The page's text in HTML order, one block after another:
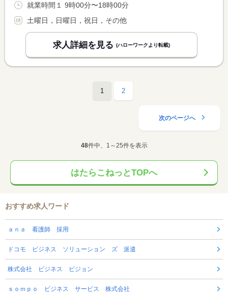
就業時間１ 9時00分〜18時00分
土曜日，日曜日，祝日，その他
求人詳細を見る (ハローワークより転載)
1 2
次のページへ
48件中、1～25件を表示
はたらこねっとTOPへ
おすすめ求人ワード
ａｎａ 看護師 採用
ドコモ ビジネス ソリューション ズ 派遣
株式会社 ビジネス ビジョン
ｓｏｍｐｏ ビジネス サービス 株式会社